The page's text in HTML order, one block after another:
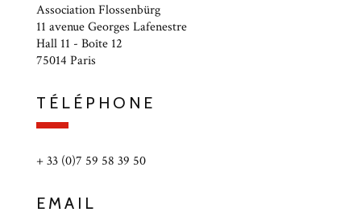
Association Flossenbürg
11 avenue Georges Lafenestre
Hall 11 - Boîte 12
75014 Paris
TÉLÉPHONE
+ 33 (0)7 59 58 39 50
EMAIL